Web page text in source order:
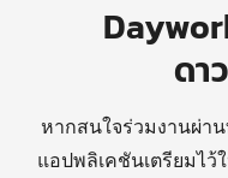
ดา
หากสนใจร่วมงานผ่า
แอปพลิเคชันเตรียมไว้